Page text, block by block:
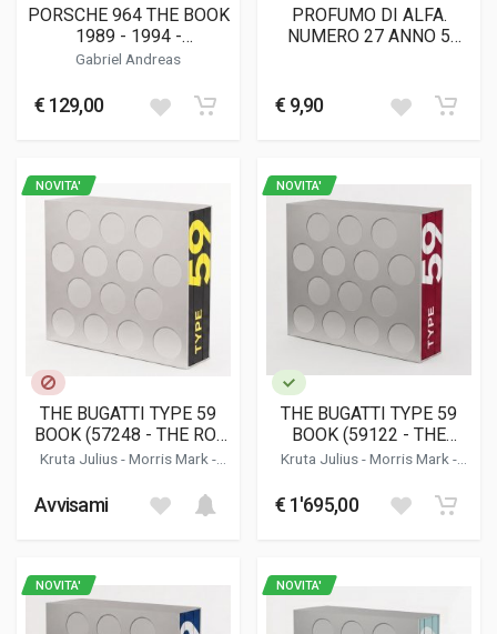
PORSCHE 964 THE BOOK
1989 - 1994 -
LUFTGEKUHLT 3
Gabriel Andreas
€ 129,00
PROFUMO DI ALFA.
NUMERO 27 ANNO 5
€ 9,90
NOVITA'
THE BUGATTI TYPE 59
BOOK (57248 - THE ROI
DES BELGES EDITION)
Kruta Julius-Morris Mark -
Avvisami
NOVITA'
THE BUGATTI TYPE 59
BOOK (59122 - THE
NUVOLARI EDITION)
Kruta Julius-Morris Mark -
€ 1'695,00
NOVITA' NOVITA'